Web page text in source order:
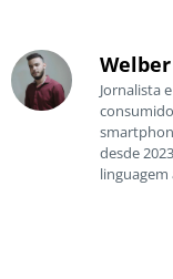
Jornalista
desde
linguagem